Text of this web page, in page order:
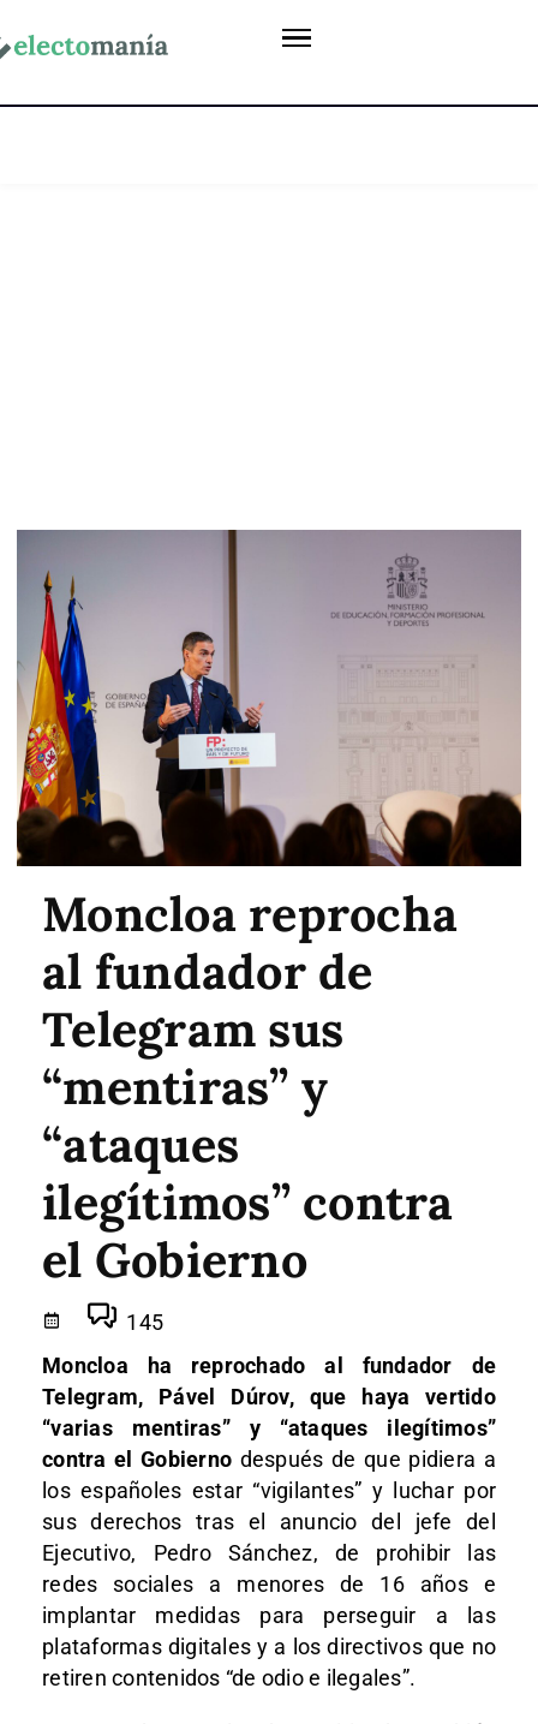
Moncloa reprocha
al fundador de
Telegram sus
“mentiras” y
“ataques
ilegítimos” contra
el Gobierno
145
Moncloa ha reprochado al fundador de
Telegram, Pável Dúrov, que haya vertido
“varias mentiras” y “ataques ilegítimos”
contra el Gobierno después de que pidiera a
los españoles estar “vigilantes” y luchar por
sus derechos tras el anuncio del jefe del
Ejecutivo, Pedro Sánchez, de prohibir las
redes sociales a menores de 16 años e
implantar medidas para perseguir a las
plataformas digitales y a los directivos que no
retiren contenidos “de odio e ilegales”.